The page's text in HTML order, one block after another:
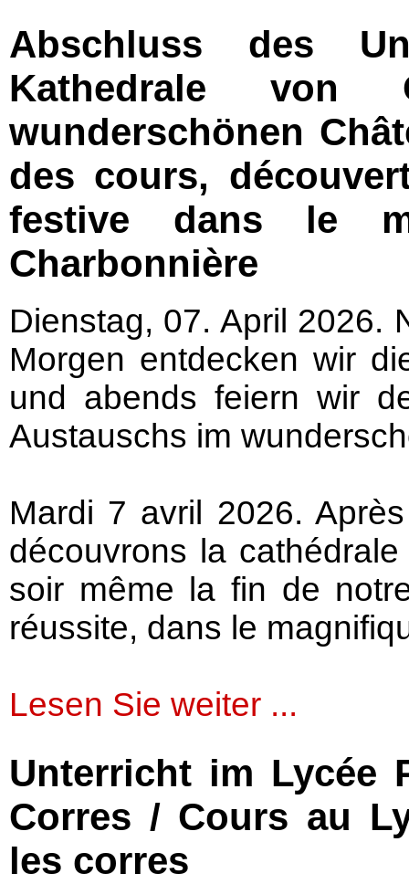
Abschluss des
Kathedrale
wunderschönen
des cours,
festive dans le
Charbonnière
Dienstag, 07. April 2026.
Morgen entdecken wir
und abends feiern wir
Austauschs im
Mardi 7 avril 2026.
découvrons la
soir même la fin de
réussite, dans le
Lesen Sie weiter ...
Unterricht im Lycée
Corres / Cours au
les corres